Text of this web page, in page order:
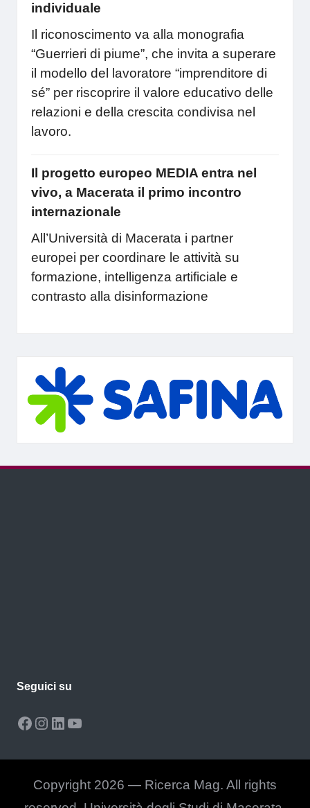
individuale
Il riconoscimento va alla monografia
“Guerrieri di piume”, che invita a superare
il modello del lavoratore “imprenditore di
sé” per riscoprire il valore educativo delle
relazioni e della crescita condivisa nel
lavoro.
Il progetto europeo MEDIA entra nel
vivo, a Macerata il primo incontro
internazionale
All’Università di Macerata i partner
europei per coordinare le attività su
formazione, intelligenza artificiale e
contrasto alla disinformazione
Seguici su
Facebook
Instagram
LinkedIn
YouTube
Copyright 2026 — Ricerca Mag. All rights